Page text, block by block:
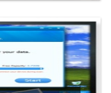
Andriod